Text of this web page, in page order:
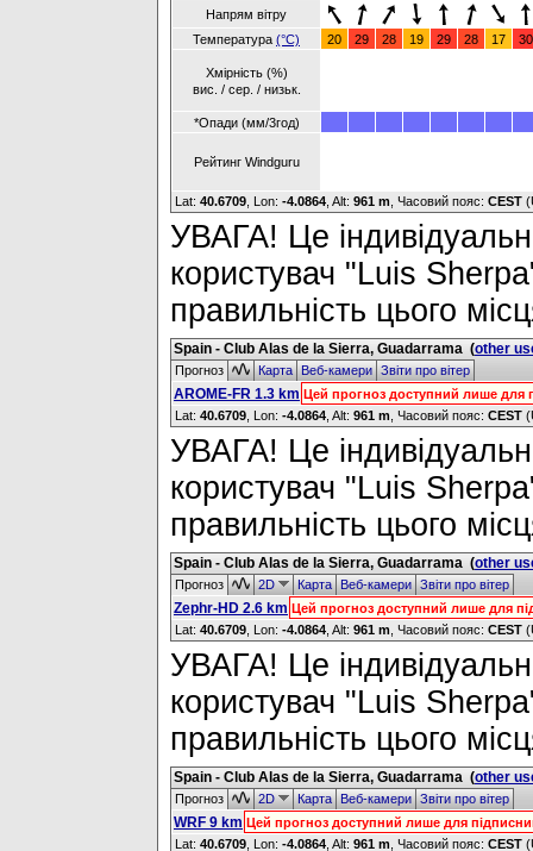
Напрям вітру
Температура (°C) 20 29 28 19 29 28 17 30
Хмірність (%)
вис. / сер. / низьк.
*Опади (мм/3год)
Рейтинг Windguru
Lat: 40.6709 , Lon: -4.0864 Alt: 961 m , Часовий пояс: CEST
УВАГА! Це
користувач "Luis
правильність цього
Spain - Club Alas de la Sierra, Guadarrama (other
Прогноз КартаВеб-камериЗвіти про вітер
AROME-FR 1.3 km Цей прогноз доступний лише для
Lat: 40.6709 , Lon: -4.0864 Alt: 961 m , Часовий пояс: CEST
УВАГА! Це
користувач "Luis
правильність цього
Spain - Club Alas de la Sierra, Guadarrama (other
Прогноз 2D КартаВеб-камериЗвіти про вітер
Zephr-HD 2.6 km Цей прогноз доступний лише для
Lat: 40.6709 , Lon: -4.0864 Alt: 961 m , Часовий пояс: CEST
УВАГА! Це
користувач "Luis
правильність цього
Spain - Club Alas de la Sierra, Guadarrama (other
Прогноз 2D КартаВеб-камериЗвіти про вітер
WRF 9 km Цей прогноз доступний лише для
Lat: 40.6709 , Lon: -4.0864 Alt: 961 m , Часовий пояс: CEST